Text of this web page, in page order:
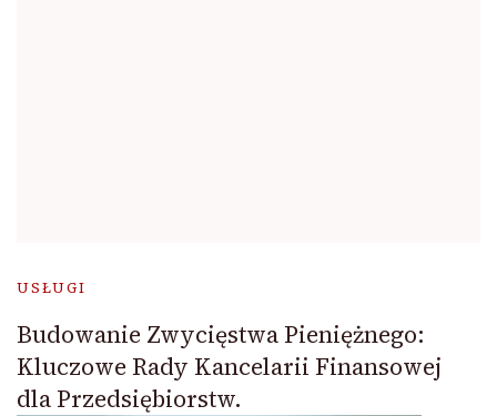
USŁUGI
Budowanie Zwycięstwa Pieniężnego:
Kluczowe Rady Kancelarii Finansowej
dla Przedsiębiorstw.